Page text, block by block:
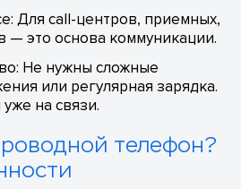
Для call-центров, приемных,
— это основа коммуникации.
Не нужны сложные
или регулярная зарядка.
на связи.
телефон?